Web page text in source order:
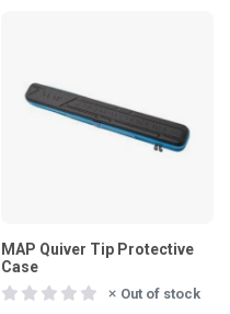
MAP Quiver Tip Protective
Case
Out of stock